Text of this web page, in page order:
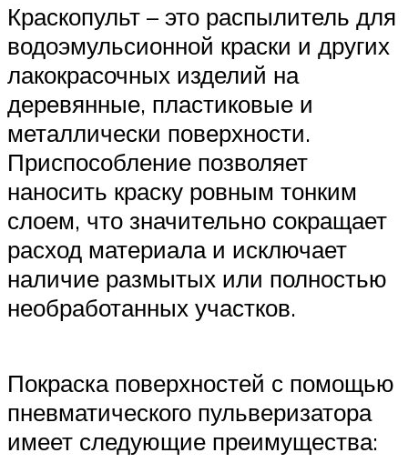
Краскопульт – это распылитель для
водоэмульсионной краски и других
лакокрасочных изделий на
деревянные, пластиковые и
металлически поверхности.
Приспособление позволяет
наносить краску ровным тонким
слоем, что значительно сокращает
расход материала и исключает
наличие размытых или полностью
необработанных участков.
Покраска поверхностей с помощью
пневматического пульверизатора
имеет следующие преимущества: